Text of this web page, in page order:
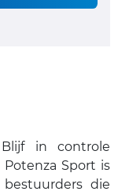
in controle
Sport is
die